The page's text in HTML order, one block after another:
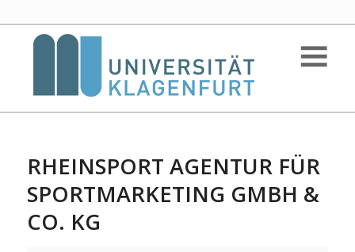
RHEINSPORT AGENTUR FÜR
SPORTMARKETING GMBH &
CO. KG